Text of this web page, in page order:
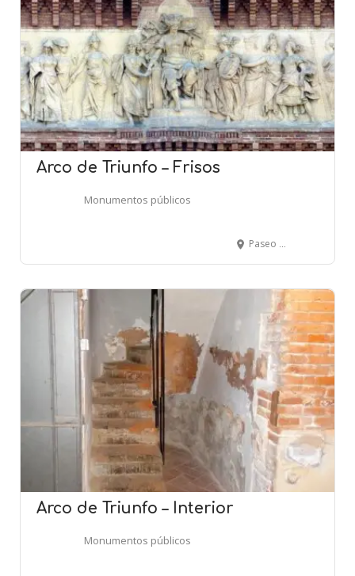
Arco de Triunfo – Frisos
Monumentos públicos
Paseo Lluís Companys - BARCELONA
Arco de Triunfo – Interior
Monumentos públicos